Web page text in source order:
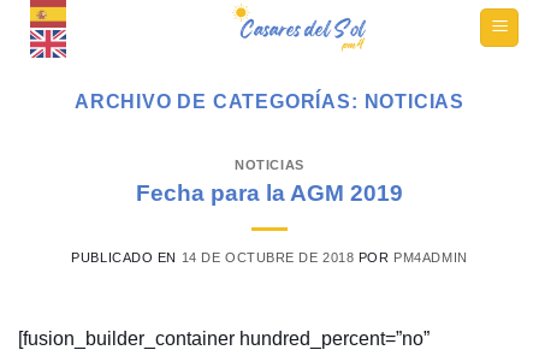
ARCHIVO DE CATEGORÍAS: NOTICIAS
NOTICIAS
Fecha para la AGM 2019
PUBLICADO EN 14 DE OCTUBRE DE 2018 POR PM4ADMIN
[fusion_builder_container hundred_percent=”no”